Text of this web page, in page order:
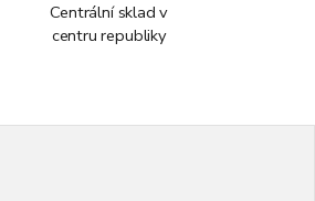
Centrální sklad v
centru republiky